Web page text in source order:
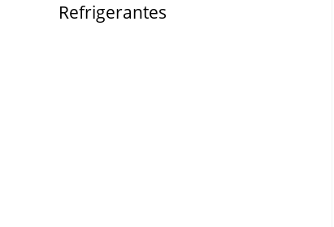
Refrigerantes